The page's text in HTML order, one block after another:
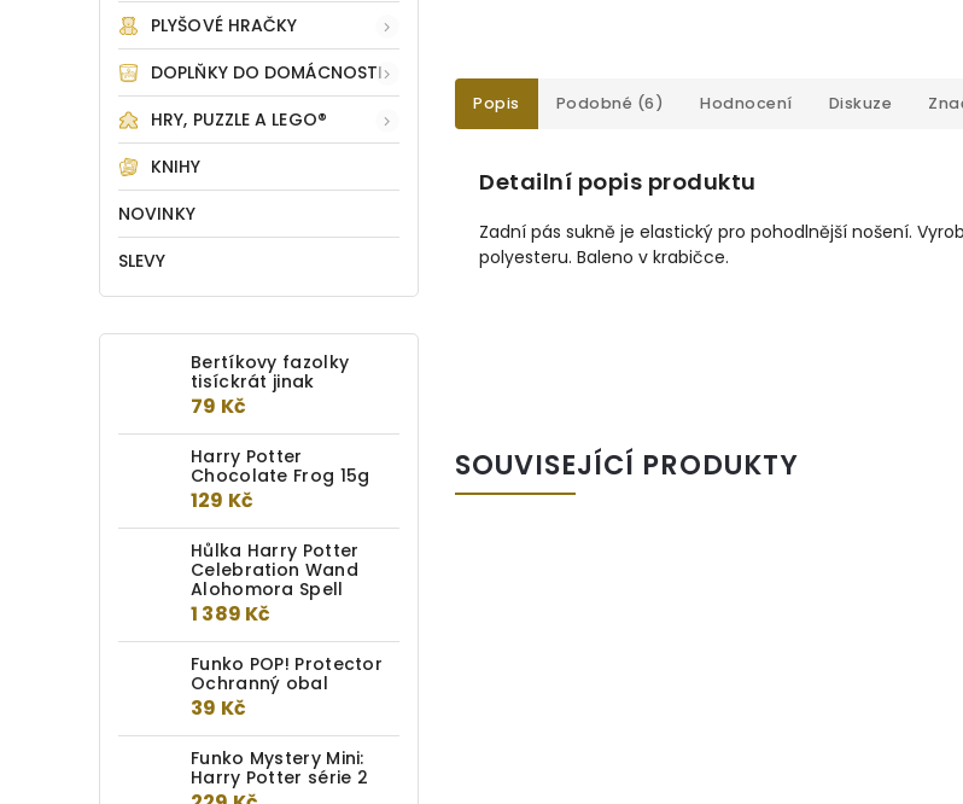
PLYŠOVÉ HRAČKY
DOPLŇKY DO DOMÁCNOSTI
HRY, PUZZLE A LEGO®
KNIHY
NOVINKY
SLEVY
Bertíkovy fazolky
tisíckrát jinak
79 Kč
Harry Potter
Chocolate Frog 15g
129 Kč
Hůlka Harry Potter
Celebration Wand
Alohomora Spell
1 389 Kč
Funko POP! Protector
Ochranný obal
39 Kč
Funko Mystery Mini:
Harry Potter série 2
Popis Podobné (6) Hodnocení Diskuze
Detailní popis produktu
Zadní pás sukně je elastický pro pohodlnější nošení.
polyesteru. Baleno v krabičce.
SOUVISEJÍCÍ PRODUKTY